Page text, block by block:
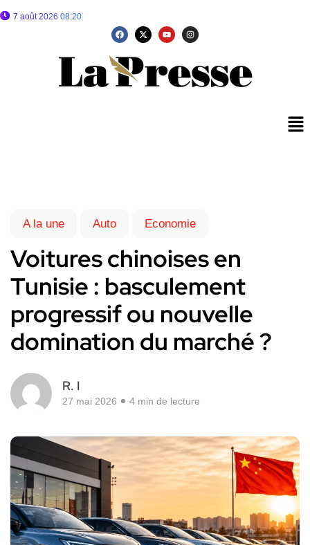
7 août 2026 08:20
A la une Auto Economie
Voitures chinoises en
Tunisie : basculement
progressif ou nouvelle
domination du marché ?
R. I
27 mai 2026 4 min de lecture